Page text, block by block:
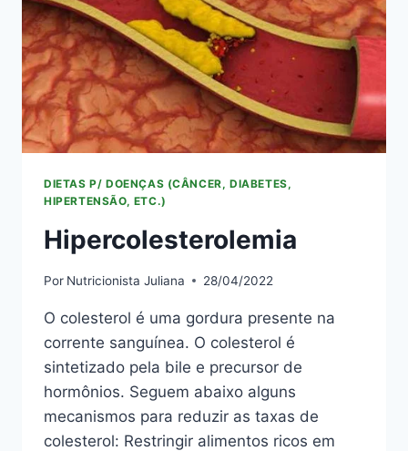
DIETAS P/ DOENÇAS (CÂNCER, DIABETES,
HIPERTENSÃO, ETC.)
Hipercolesterolemia
Por Nutricionista Juliana 28/04/2022
O colesterol é uma gordura presente na
corrente sanguínea. O colesterol é
sintetizado pela bile e precursor de
hormônios. Seguem abaixo alguns
mecanismos para reduzir as taxas de
colesterol: Restringir alimentos ricos em